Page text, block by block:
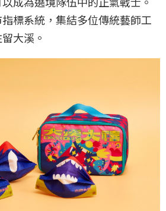
標系統，集結多位傳統藝師工
大溪。